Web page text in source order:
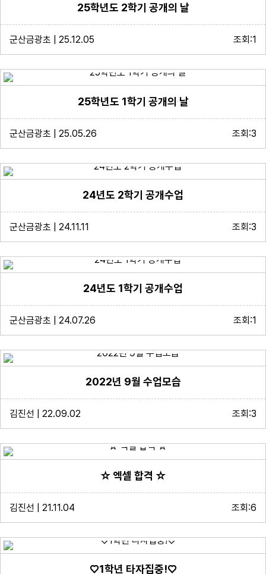
25학년도 2학기 공개의 날
군산금광초 | 25.12.05 조회:1
25학년도 1학기 공개의 날
군산금광초 | 25.05.26 조회:3
24년도 2학기 공개수업
군산금광초 | 24.11.11 조회:3
24년도 1학기 공개수업
군산금광초 | 24.07.26 조회:1
2022년 9월 수업모습
김진선 | 22.09.02 조회:3
☆ 엑셀 합격 ☆
김진선 | 21.11.04 조회:6
♡1학년 타자집중!♡